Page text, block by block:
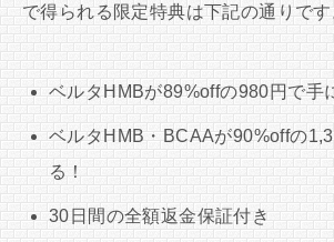
で得られる限定特典は下記の通りです
ベルタHMBが89%offの980円で手
ベルタHMB・BCAAが90%offの
る！
30日間の全額返金保証付き